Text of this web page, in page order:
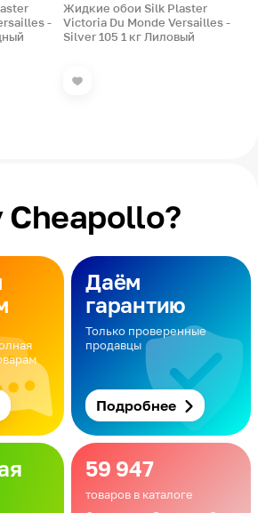
-
Жидкие обои Silk Plaster
Victoria Du Monde Versailles -
Silver 105 1 кг Лиловый
Даём
гарантию
Только проверенные
продавцы
Подробнее
59 947
товаров в каталоге